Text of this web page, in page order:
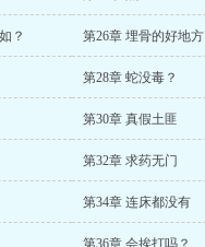
？ 第26章 埋骨的好地方
第28章 蛇没毒？
第30章 真假土匪
第32章 求药无门
第34章 连床都没有
第36章 会挨打吗？